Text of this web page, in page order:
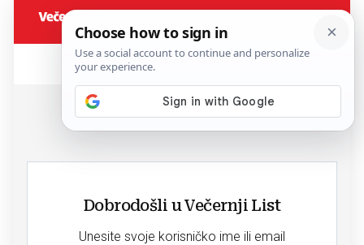
Dobrodošli u Večernji List
Unesite svoje korisničko ime ili email